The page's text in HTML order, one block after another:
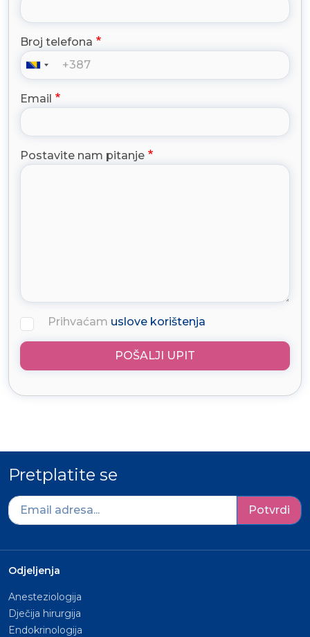
Broj telefona
Email
Postavite nam pitanje
Prihvaćam uslove korištenja
POŠALJI UPIT
Pretplatite se
Potvrdi
Odjeljenja
Anesteziologija
Dječija hirurgija
Endokrinologija